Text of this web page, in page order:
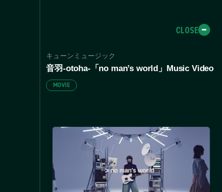
€™□ 、。，．・：；？！゛゜´｀¨＾￣＿ヽヾゝゞ
すずせぜそぞたァアィイゥウェエォオカガキギクグケゲ
＼～∥｜…‥‘’“”（）〔〕［］｛｝〈〉《》「」『』【
ほぼぽまみダチヂッツヅテデトドナニヌネノハバパヒ
≦≧∞∴♂♀°′″℃￥＄￠￡％＃＆＊＠
€™□ 、。，．・：；？！゛゜´｀¨＾￣＿ヽヾゝゞ
ﾏﾐﾑﾒﾓﾔﾕﾖﾗﾘﾙﾚﾛﾜｦﾝｧｨｩｪｫｯｬｭｮｰｶﾞｷﾞｸﾞｹﾞｺﾞｻﾞｼﾞｽﾞｾﾞｿﾞ
すずせぜそぞたァアィイゥウェエォオカガキギクグケゲ
＼～∥｜…‥‘’“”（）〔〕［］｛｝〈〉《》「」『』【
ほぼぽまみダチヂッツヅテデトドナニヌネノハバパヒ
CLOSE
キューンミュージック
音羽-otoha-「no man’s world」Music Video
MOVIE